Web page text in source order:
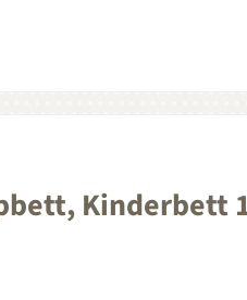
Kinderbett